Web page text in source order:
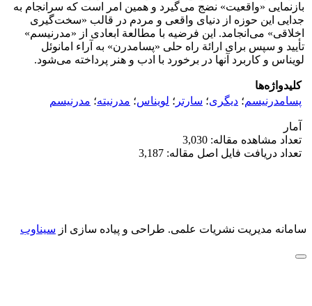
بازنمایی «واقعیت» نضج می‌گیرد و همین امر است که سرانجام به
جدایی این حوزه از دنیای واقعی و مردم در قالب «سخت‌گیری
اخلاقی» می‌انجامد. این فرضیه با مطالعة ابعادی از «مدرنیسم»
تأیید و سپس برای ارائة راه حلی «پسامدرن» به آراء امانوئل
لویناس و کاربرد آنها در برخورد با ادب و هنر پرداخته می‌شود.
کلیدواژه‌ها
پسامدرنیسم؛ دیگری؛ سارتر ؛ لویناس؛ مدرنیته؛ مدرنیسم
آمار
تعداد مشاهده مقاله: 3,030
تعداد دریافت فایل اصل مقاله: 3,187
سامانه مدیریت نشریات علمی. طراحی و پیاده سازی از سیناوب